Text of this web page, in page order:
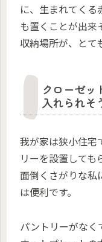
に、生まれてく
も置くことが出来
収納場所が、とて
クローゼッ
入れられそ
我が家は狭小住宅
リーを設置しても
面倒くさがりな私
は便利です。
パントリーがなく